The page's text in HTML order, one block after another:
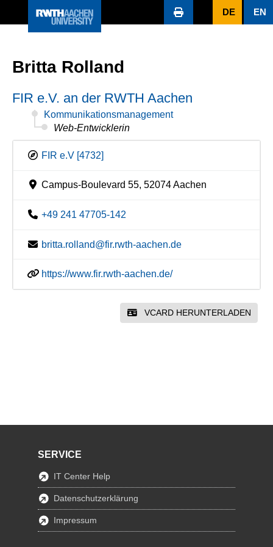
DE EN
Britta Rolland
FIR e.V. an der RWTH Aachen
Kommunikationsmanagement
Web-Entwicklerin
FIR e.V [4732]
Campus-Boulevard 55, 52074 Aachen
+49 241 47705-142
britta.rolland@fir.rwth-aachen.de
https://www.fir.rwth-aachen.de/
VCARD HERUNTERLADEN
SERVICE
IT Center Help
Datenschutzerklärung
Impressum